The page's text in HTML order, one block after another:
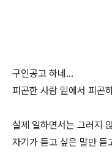
구인공고 하네...
피곤한 사람 밑에서 피곤
실제 일하면서는 그러지
자기가 듣고 싶은 말만 듣